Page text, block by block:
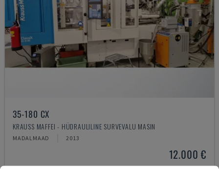
35-180 CX
KRAUSS MAFFEI - HÜDRAULILINE SURVEVALU MASIN
MADALMAAD 2013
12.000 €